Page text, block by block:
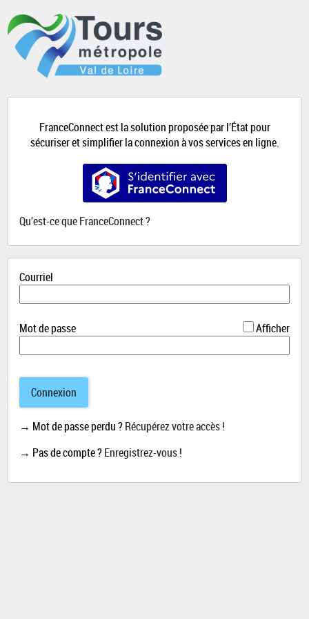
FranceConnect est la solution proposée par l’État pour
sécuriser et simplifier la connexion à vos services en ligne.
S’identifier avec FranceConnect
Qu’est-ce que FranceConnect ?
Courriel
Mot de passe Afficher
Connexion
→ Mot de passe perdu ?Récupérez votre accès !
→ Pas de compte ?Enregistrez-vous !